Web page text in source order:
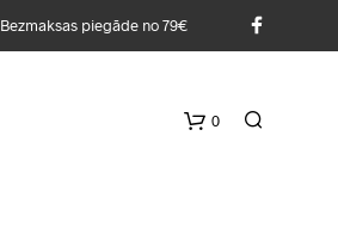
Bezmaksas piegāde no 79€
0